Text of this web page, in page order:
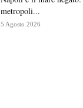
metropoli...
5 Agosto 2026